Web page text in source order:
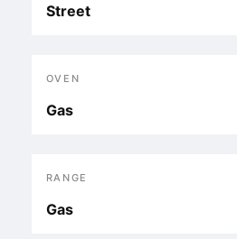
Street
OVEN
Gas
RANGE
Gas